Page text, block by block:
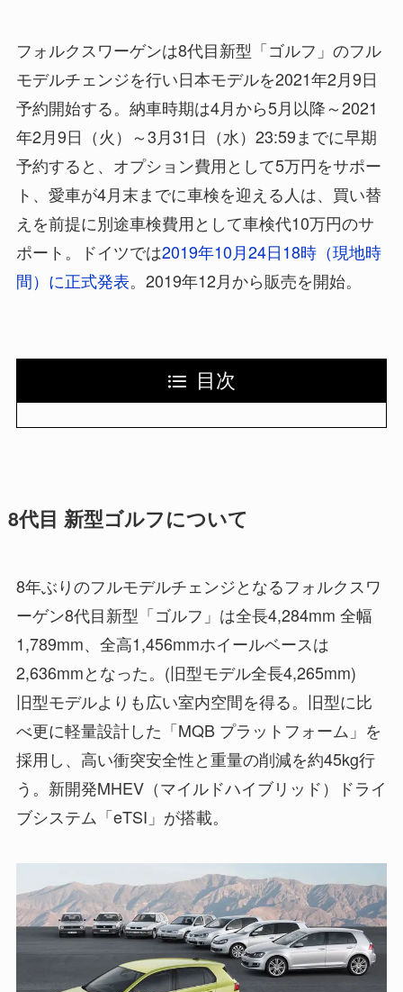
フォルクスワーゲンは8代目新型「ゴルフ」のフル
モデルチェンジを行い日本モデルを2021年2月9日
予約開始する。納車時期は4月から5月以降～2021
年2月9日（火）～3月31日（水）23:59までに早期
予約すると、オプション費用として5万円をサポー
ト、愛車が4月末までに車検を迎える人は、買い替
えを前提に別途車検費用として車検代10万円のサ
ポート。ドイツでは2019年10月24日18時（現地時
間）に正式発表。2019年12月から販売を開始。
目次
8代目 新型ゴルフについて
8年ぶりのフルモデルチェンジとなるフォルクスワ
ーゲン8代目新型「ゴルフ」は全長4,284mm 全幅
1,789mm、全高1,456mmホイールベースは
2,636mmとなった。(旧型モデル全長4,265mm)
旧型モデルよりも広い室内空間を得る。旧型に比
べ更に軽量設計した「MQB プラットフォーム」を
採用し、高い衝突安全性と重量の削減を約45kg行
う。新開発MHEV（マイルドハイブリッド）ドライ
ブシステム「eTSI」が搭載。